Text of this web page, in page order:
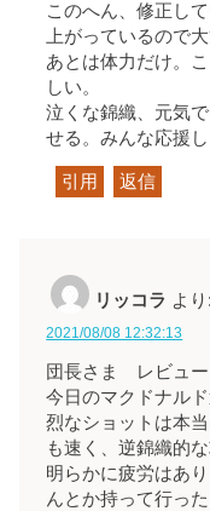
このへん、修正し
上がっているので
あとは体力だけ。
しい。
泣くな錦織、元気
せる。みんな応援し
引用 返信
リッコラ より:
2021/08/08 12:32:13
団長さま レビュー
今日のマクドナル
烈なショットは本
も速く、逆錦織的
明らかに疲労はあ
んとか持って行った